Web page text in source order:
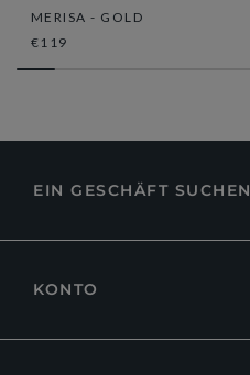
MERISA - GOLD
€119
EIN GESCHÄFT SUCHEN
KONTO